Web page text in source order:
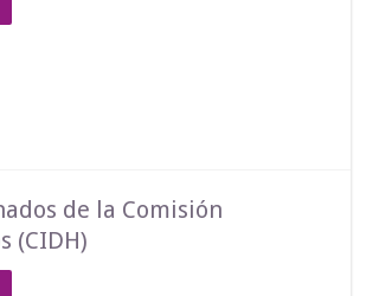
de la Comisión
(CIDH)